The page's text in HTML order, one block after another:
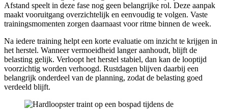
Afstand speelt in deze fase nog geen belangrijke rol. Deze aanpak
maakt vooruitgang overzichtelijk en eenvoudig te volgen. Vaste
trainingsmomenten zorgen daarnaast voor ritme binnen de week.
Na iedere training helpt een korte evaluatie om inzicht te krijgen in
het herstel. Wanneer vermoeidheid langer aanhoudt, blijft de
belasting gelijk. Verloopt het herstel stabiel, dan kan de looptijd
voorzichtig worden verhoogd. Rustdagen blijven daarbij een
belangrijk onderdeel van de planning, zodat de belasting goed
verdeeld blijft.